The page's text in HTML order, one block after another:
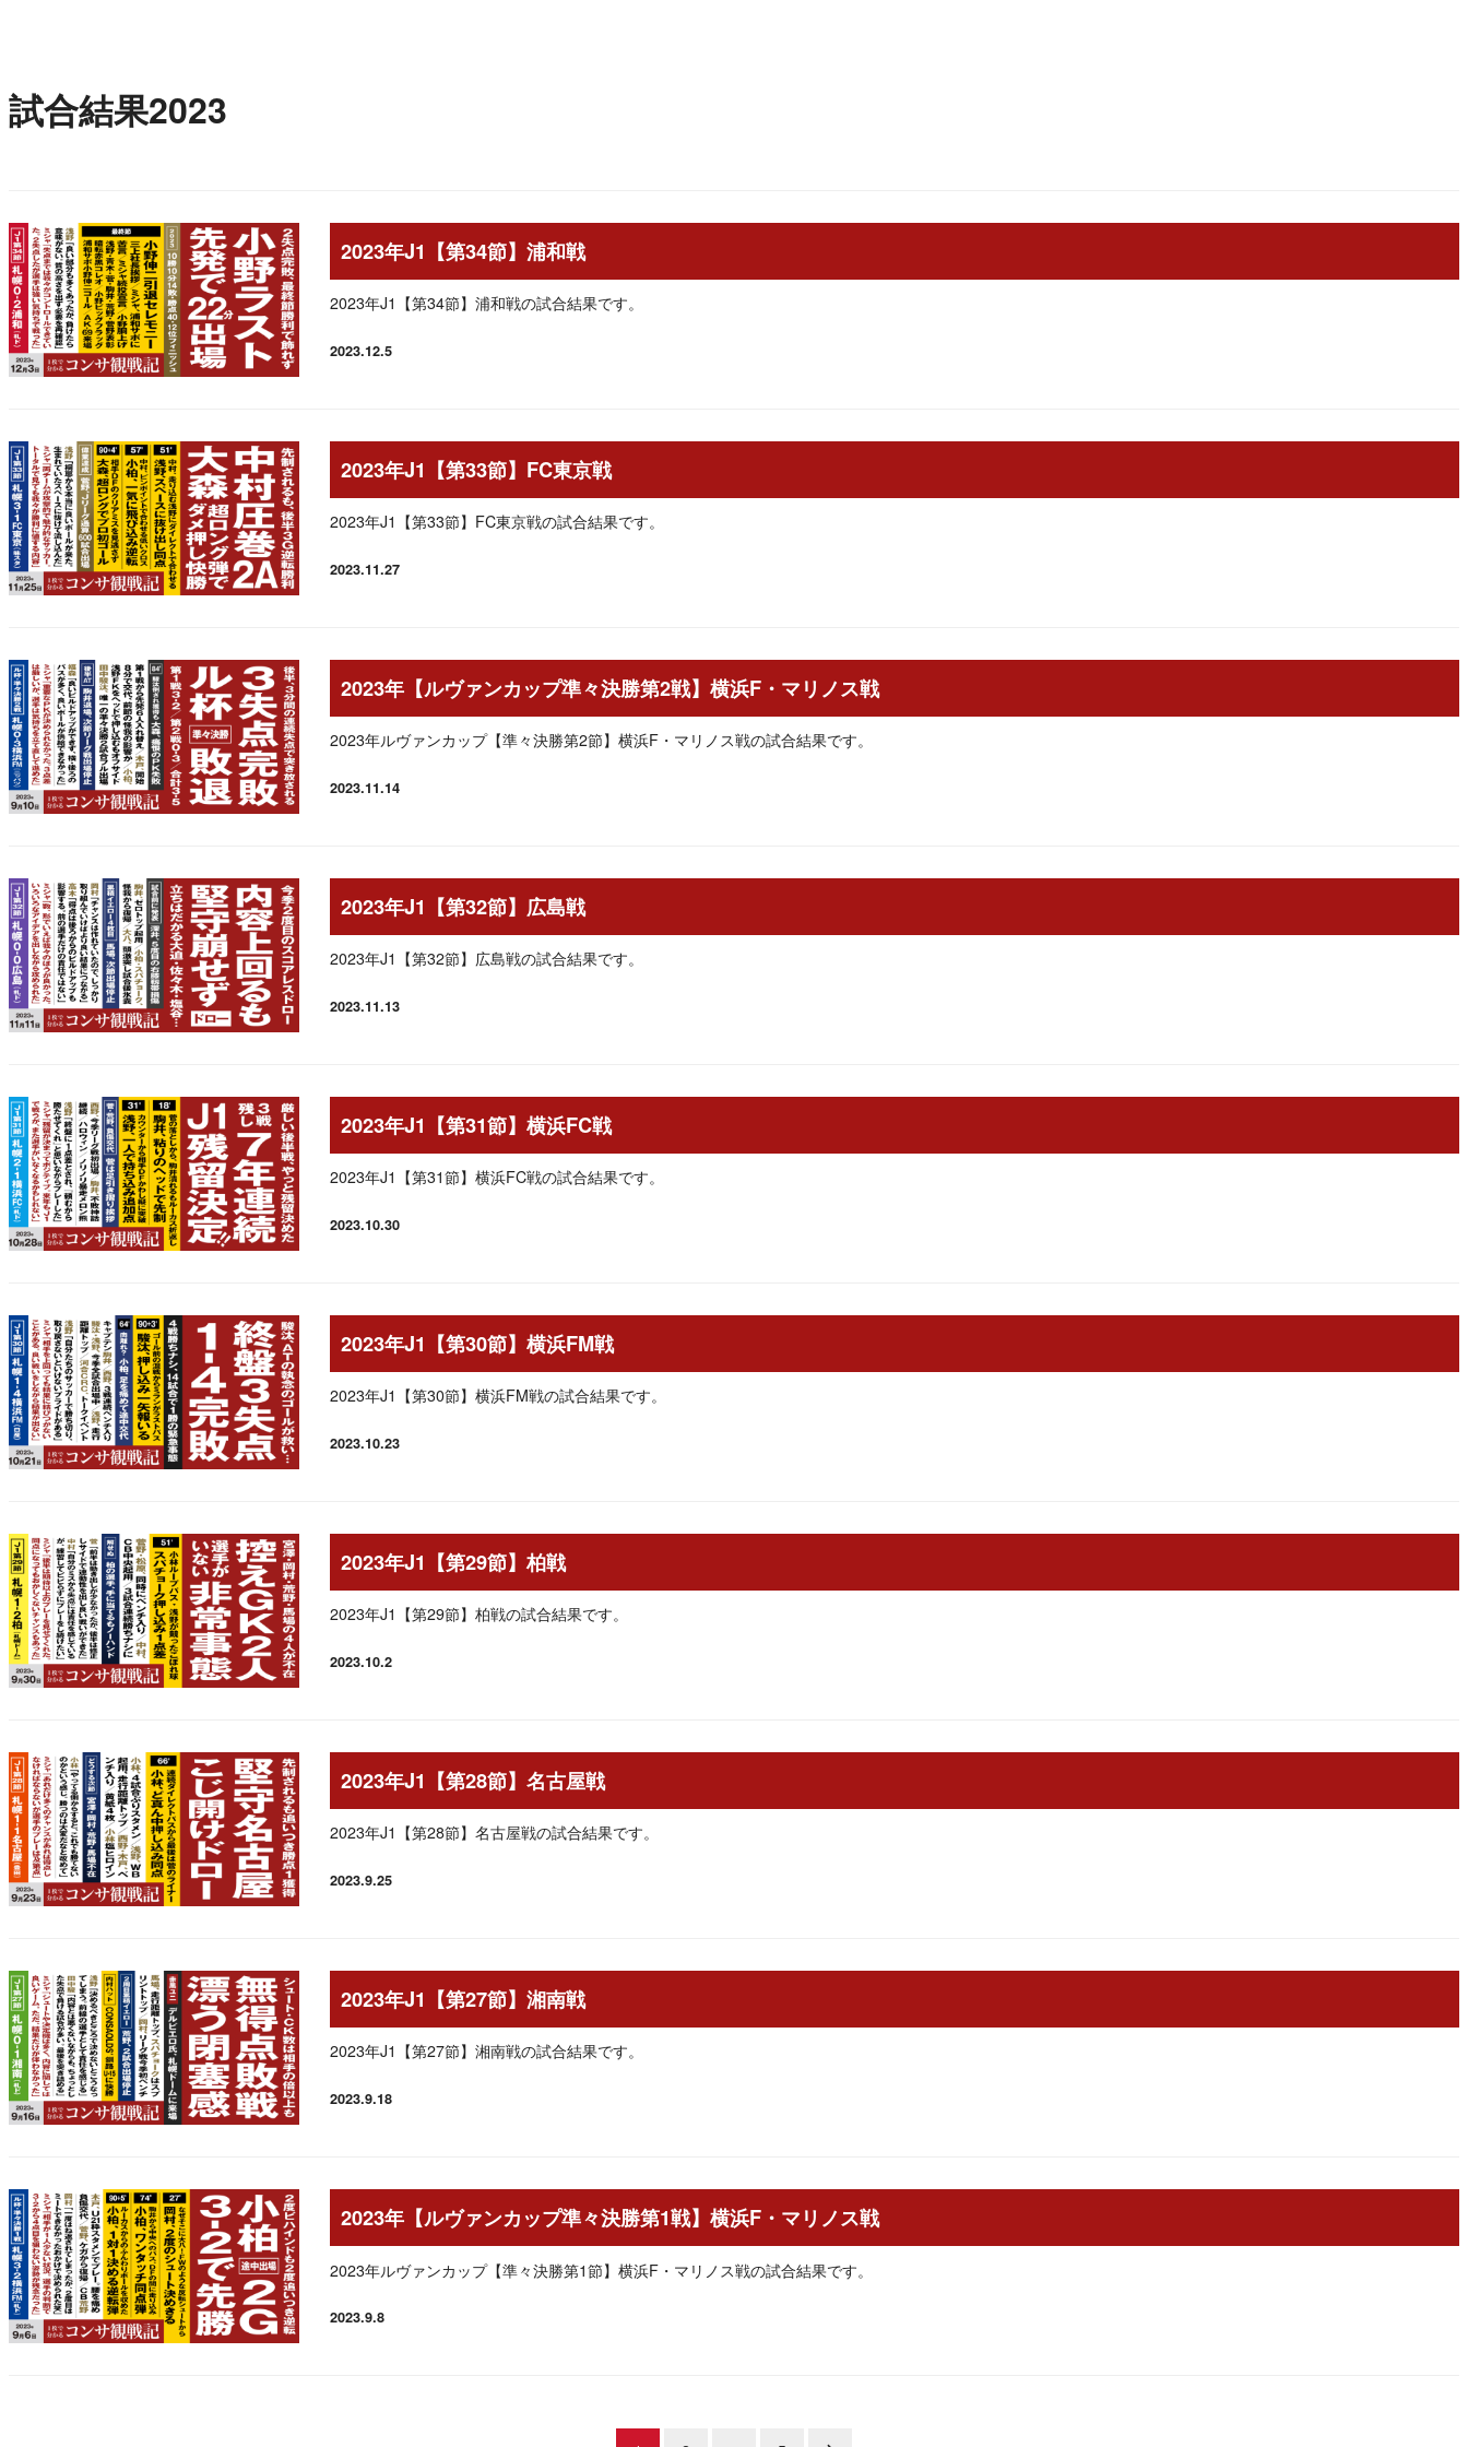
試合結果2023
2023年J1【第34節】浦和戦
2023年J1【第34節】浦和戦の試合結果です。
投稿日
2023.12.5
2023年J1【第33節】FC東京戦
2023年J1【第33節】FC東京戦の試合結果です。
投稿日
2023.11.27
2023年【ルヴァンカップ準々決勝第2戦】横浜F・マリノス戦
2023年ルヴァンカップ【準々決勝第2節】横浜F・マリノス戦の試合結果です。
投稿日
2023.11.14
2023年J1【第32節】広島戦
2023年J1【第32節】広島戦の試合結果です。
投稿日
2023.11.13
2023年J1【第31節】横浜FC戦
2023年J1【第31節】横浜FC戦の試合結果です。
投稿日
2023.10.30
2023年J1【第30節】横浜FM戦
2023年J1【第30節】横浜FM戦の試合結果です。
投稿日
2023.10.23
2023年J1【第29節】柏戦
2023年J1【第29節】柏戦の試合結果です。
投稿日
2023.10.2
2023年J1【第28節】名古屋戦
2023年J1【第28節】名古屋戦の試合結果です。
投稿日
2023.9.25
2023年J1【第27節】湘南戦
2023年J1【第27節】湘南戦の試合結果です。
投稿日
2023.9.18
2023年【ルヴァンカップ準々決勝第1戦】横浜F・マリノス戦
2023年ルヴァンカップ【準々決勝第1節】横浜F・マリノス戦の試合結果です。
投稿日
2023.9.8